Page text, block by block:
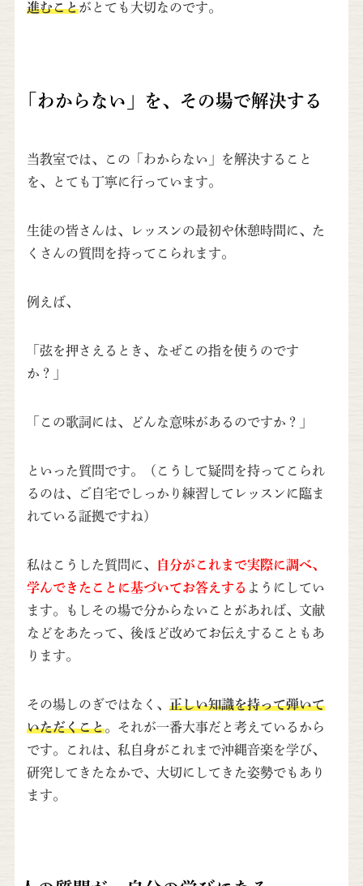
進むことがとても大切なのです。
「わからない」を、その場で解決する
当教室では、この「わからない」を解決すること
を、とても丁寧に行っています。
生徒の皆さんは、レッスンの最初や休憩時間に、た
くさんの質問を持ってこられます。
例えば、
「弦を押さえるとき、なぜこの指を使うのです
か？」
「この歌詞には、どんな意味があるのですか？」
といった質問です。（こうして疑問を持ってこられ
るのは、ご自宅でしっかり練習してレッスンに臨ま
れている証拠ですね）
私はこうした質問に、
自分がこれまで実際に調べ、
学んできたことに基づいてお答えする ようにしてい
ます。もしその場で分からないことがあれば、文献
などをあたって、後ほど改めてお伝えすることもあ
ります。
その場しのぎではなく、 正しい知識を持って弾いて
いただくこと。それが一番大事だと考えているから
です。これは、私自身がこれまで沖縄音楽を学び、
研究してきたなかで、大切にしてきた姿勢でもあり
ます。